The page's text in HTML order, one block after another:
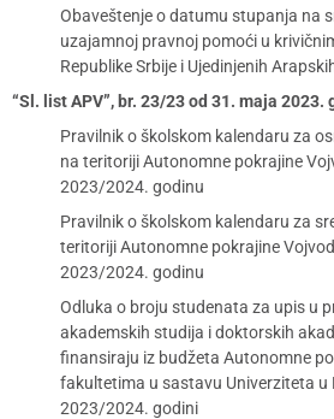
Obaveštenje o datumu stupanja na
uzajamnoj pravnoj pomoći u
Republike Srbije i Ujedinjenih
“Sl. list APV”, br. 23/23 od 31. maja 2023.
Pravilnik o školskom kalendaru za
na teritoriji Autonomne pokrajine
2023/2024. godinu
Pravilnik o školskom kalendaru za
teritoriji Autonomne pokrajine
2023/2024. godinu
Odluka o broju studenata za upis u
akademskih studija i doktorskih
finansiraju iz budžeta Autonomne
fakultetima u sastavu Univerziteta u
2023/2024. godini